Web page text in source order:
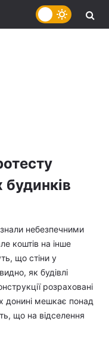
будинків
небезпечними
коштів на інше
що стіни у
як будівлі
розраховані
донині мешкає понад
що на відселення